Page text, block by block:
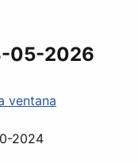
05-2026
ventana
2024